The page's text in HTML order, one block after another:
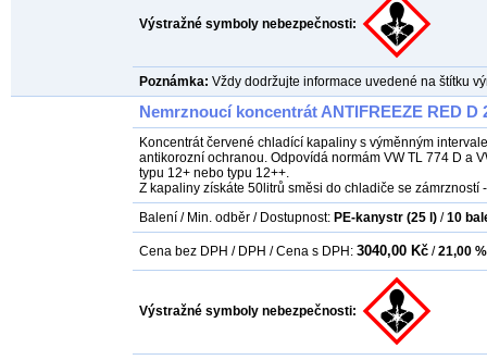
Výstražné symboly nebezpečnosti:
Poznámka: Vždy dodržujte informace uvedené na štítku
Nemrznoucí koncentrát ANTIFREEZE RED D
Koncentrát červené chladící kapaliny s výměnným
antikorozní ochranou. Odpovídá normám VW TL 774 D a
typu 12+ nebo typu 12++.
Z kapaliny získáte 50litrů směsi do chladiče se zámrzností
Balení / Min. odběr / Dostupnost: PE-kanystr (25 l) / 10
Cena bez DPH / DPH / Cena s DPH: 3040,00 Kč / 21,00 %
Výstražné symboly nebezpečnosti: